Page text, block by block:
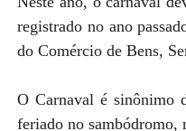
registrado no ano
do Comércio de Bens,
O Carnaval é sinônimo
feriado no sambódromo,